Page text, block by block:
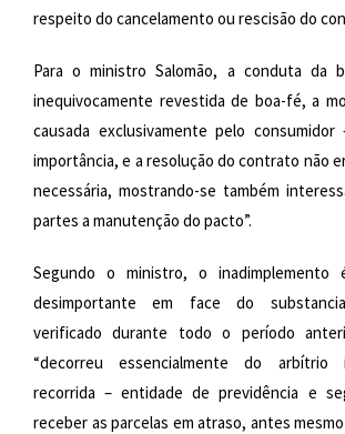
respeito do cancelamento ou rescisão do
Para o ministro Salomão, a conduta da
inequivocamente revestida de boa-fé, a
causada exclusivamente pelo
importância, e a resolução do contrato não
necessária, mostrando-se também
partes a manutenção do pacto”.
Segundo o ministro, o inadimplemento
desimportante em face do
verificado durante todo o período
“decorreu essencialmente do arbítrio
recorrida – entidade de previdência e
receber as parcelas em atraso, antes